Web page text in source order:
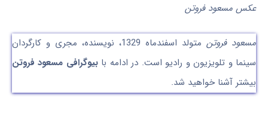
عکس مسعود فروتن
مسعود فروتن
متولد اسفندماه 1329، نویسنده، مجری و کارگردان
سینما و تلویزیون و رادیو است. در ادامه بابیوگرافی مسعود فروتن
بیشتر آشنا خواهید شد.